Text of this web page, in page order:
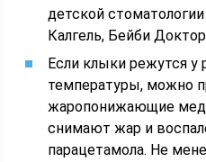
детской
Калгель, Бейби
Если клыки режутся
температуры, можно
жаропонижающие
снимают жар и
парацетамола. Не